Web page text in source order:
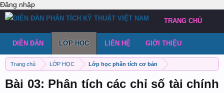
Đăng nhập
Trang chủ LỚP HỌC Lớp học phân tích cơ bản
Bài 03: Phân tích các chỉ số tài chính
TRANG CHỦ
DIỄN ĐÀN LỚP HỌC LIÊN HỆ GIỚI THIỆU